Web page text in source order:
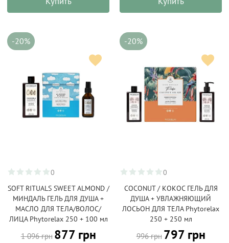
-20%
0
SOFT RITUALS SWEET ALMOND /
МИНДАЛЬ ГЕЛЬ ДЛЯ ДУША +
МАСЛО ДЛЯ ТЕЛА/ВОЛОС/
ЛИЦА Phytorelax 250 + 100 мл
1 096 грн 877 грн
-20%
0
COCONUT / КОКОС ГЕЛЬ ДЛЯ
ДУША + УВЛАЖНЯЮЩИЙ
ЛОСЬОН ДЛЯ ТЕЛА Phytorelax
250 + 250 мл
996 грн 797 грн